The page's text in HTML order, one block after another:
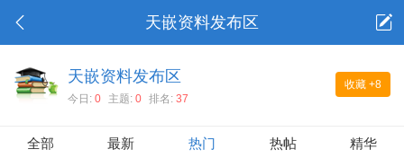
天嵌资料发布区
收藏 +8
天嵌资料发布区
今日: 0 主题: 0 排名: 37
全部 最新 热门 热帖 精华